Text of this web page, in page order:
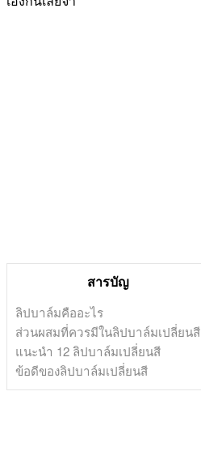
สารบัญ
ลิปบาล์มคืออะไร
ส่วนผสมที่ควรมีในลิปบาล์มเปลี่ยนสี
แนะนำ 12 ลิปบาล์มเปลี่ยนสี
ข้อดีของลิปบาล์มเปลี่ยนสี